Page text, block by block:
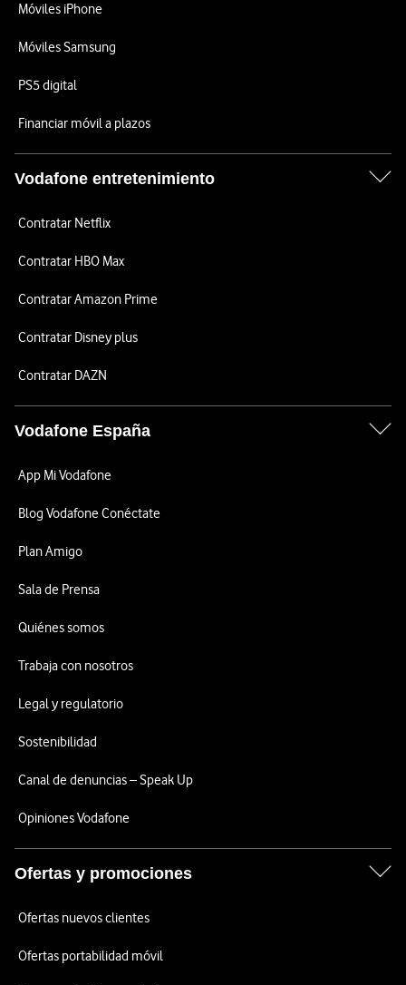
Móviles iPhone
Móviles Samsung
PS5 digital
Financiar móvil a plazos
Vodafone entretenimiento
Contratar Netflix
Contratar HBO Max
Contratar Amazon Prime
Contratar Disney plus
Contratar DAZN
Vodafone España
App Mi Vodafone
Blog Vodafone Conéctate
Plan Amigo
Sala de Prensa
Quiénes somos
Trabaja con nosotros
Legal y regulatorio
Sostenibilidad
Canal de denuncias – Speak Up
Opiniones Vodafone
Ofertas y promociones
Ofertas nuevos clientes
Ofertas portabilidad móvil